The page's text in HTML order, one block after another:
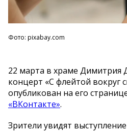
Фото: pixabay.com
22 марта в храме Димитрия
концерт «С флейтой вокруг
опубликован на его
«ВКонтакте».
Зрители увидят